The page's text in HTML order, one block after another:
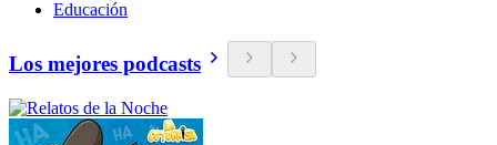
Educación
Los mejores podcasts